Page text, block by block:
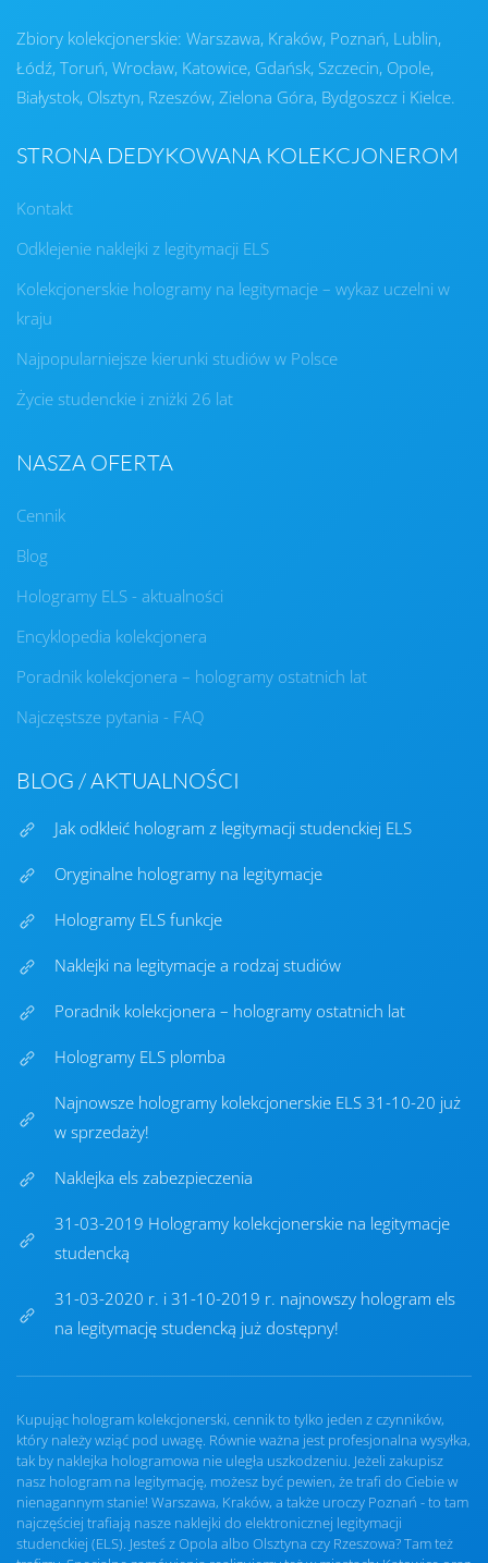
Zbiory kolekcjonerskie: Warszawa, Kraków, Poznań, Lublin,
Łódź, Toruń, Wrocław, Katowice, Gdańsk, Szczecin, Opole,
Białystok, Olsztyn, Rzeszów, Zielona Góra, Bydgoszcz i Kielce.
STRONA DEDYKOWANA KOLEKCJONEROM
Kontakt
Odklejenie naklejki z legitymacji ELS
Kolekcjonerskie hologramy na legitymacje – wykaz uczelni w
kraju
Najpopularniejsze kierunki studiów w Polsce
Życie studenckie i zniżki 26 lat
NASZA OFERTA
Cennik
Blog
Hologramy ELS - aktualności
Encyklopedia kolekcjonera
Poradnik kolekcjonera – hologramy ostatnich lat
Najczęstsze pytania - FAQ
BLOG / AKTUALNOŚCI
Jak odkleić hologram z legitymacji studenckiej ELS
Oryginalne hologramy na legitymacje
Hologramy ELS funkcje
Naklejki na legitymacje a rodzaj studiów
Poradnik kolekcjonera – hologramy ostatnich lat
Hologramy ELS plomba
Najnowsze hologramy kolekcjonerskie ELS 31-10-20 już
w sprzedaży!
Naklejka els zabezpieczenia
31-03-2019 Hologramy kolekcjonerskie na legitymacje
studencką
31-03-2020 r. i 31-10-2019 r. najnowszy hologram els
na legitymację studencką już dostępny!
Kupując hologram kolekcjonerski, cennik to tylko jeden z czynników,
który należy wziąć pod uwagę. Równie ważna jest profesjonalna wysyłka,
tak by naklejka hologramowa nie uległa uszkodzeniu. Jeżeli zakupisz
nasz hologram na legitymację, możesz być pewien, że trafi do Ciebie w
nienagannym stanie! Warszawa, Kraków, a także uroczy Poznań - to tam
najczęściej trafiają nasze naklejki do elektronicznej legitymacji
studenckiej (ELS). Jesteś z Opola albo Olsztyna czy Rzeszowa? Tam też